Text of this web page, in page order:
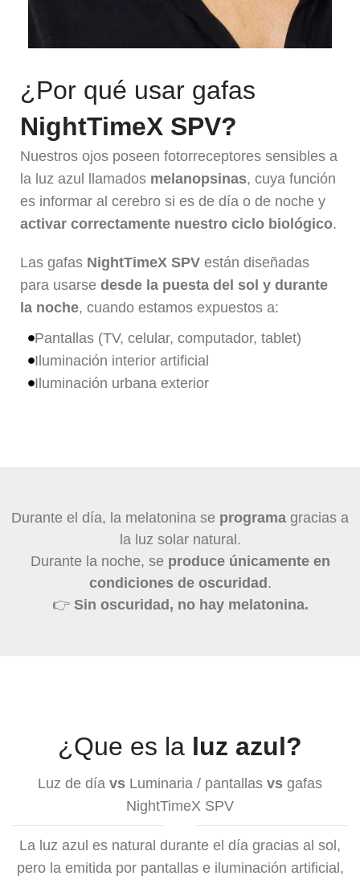
¿Por qué usar gafas
NightTimeX SPV?
Nuestros ojos poseen fotorreceptores sensibles a
la luz azul llamados melanopsinas, cuya función
es informar al cerebro si es de día o de noche y
activar correctamente nuestro ciclo biológico.
Las gafas NightTimeX SPV están diseñadas
para usarsedesde la puesta del sol y durante
la noche, cuando estamos expuestos a:
Pantallas (TV, celular, computador, tablet)
Iluminación interior artificial
Iluminación urbana exterior
Durante el día, la melatonina se programa gracias a
la luz solar natural.
Durante la noche, se produce únicamente en
condiciones de oscuridad .
👉 Sin oscuridad, no hay melatonina.
¿Que es la luz azul?
Luz de día vs Luminaria / pantallas vs gafas
NightTimeX SPV
La luz azul es natural durante el día gracias al sol,
pero la emitida por pantallas e iluminación artificial,